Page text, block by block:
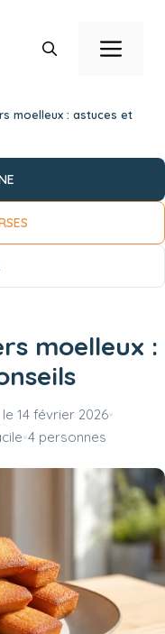
moelleux : astuces et
moelleux :
14 février 2026•
•4 personnes